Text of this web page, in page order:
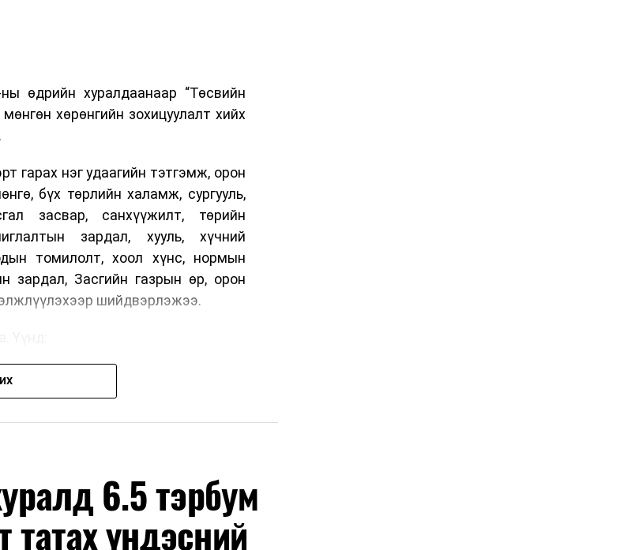
өдрийн хуралдаанаар “Төсвийн
хөрөнгийн зохицуулалт хийх
гарах нэг удаагийн тэтгэмж, орон
бүх төрлийн халамж, сургууль,
засвар, санхүүжилт, төрийн
зардал, хууль, хүчний
томилолт, хоол хүнс, нормын
зардал, Засгийн газрын өр, орон
шийдвэрлэжээ.
бусад хурал, зөвлөгөөн, ой,
томилолтоос бусад гадаад
автомашин худалдан авах;
дадлага;
6.5 тэрбум
үндэсний